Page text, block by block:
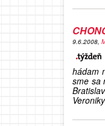
9.6.2008,
hádam
sme sa